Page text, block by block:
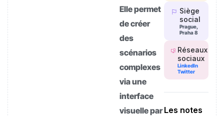
Elle permet
de créer
des
scénarios
complexes
via une
interface
visuelle par
Siège
social
Prague,
Praha 8
Réseaux
sociaux
LinkedIn
Twitter
Les notes